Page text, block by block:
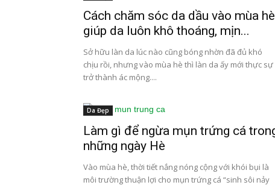
Cách chăm sóc da dầu vào mùa hè
giúp da luôn khô thoáng, mịn...
Sở hữu làn da lúc nào cũng bóng nhờn đã đủ khó
chịu rồi, nhưng vào mùa hè thì làn da ấy mới thực sự
trở thành ác mộng....
Da Đẹp
Làm gì để ngừa mụn trứng cá
những ngày Hè
Vào mùa hè, thời tiết nắng nóng cộng với khói bụi là
môi trường thuận lợi cho mụn trứng cá “sinh sôi nảy